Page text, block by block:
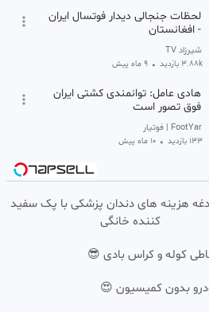
لحظات جنجالی دیدار فوتسال ایران
- افغانستان
شیرزاد TV
3.88k بازدید • 9 ماه پیش
هادی عامل: توانمندی کشتی ایران
فوق تصور است
FootYar | فوتیار
133 بازدید • 10 ماه پیش
مدال آوران ایران در المپیاد خار
چشم BBC شدند!
دهکده عاشقان
11 ماه پیش
خلاصه دیدار ایران و تایلند 2004
seamak
69 بازدید •
هزینه های دندان پزشکی با پک سفید
کننده خانگی
کوله و کراس بادی 😎
بدون کمیسیون 😍